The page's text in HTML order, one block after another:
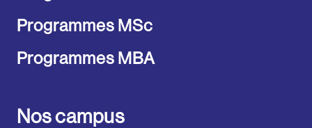
Programmes MSc
Programmes MBA
Nos campus